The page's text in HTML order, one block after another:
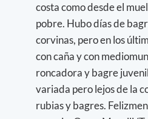
costa como desde el
pobre. Hubo días de
corvinas, pero en los
con caña y con
roncadora y bagre
variada pero lejos de la
rubias y bagres.